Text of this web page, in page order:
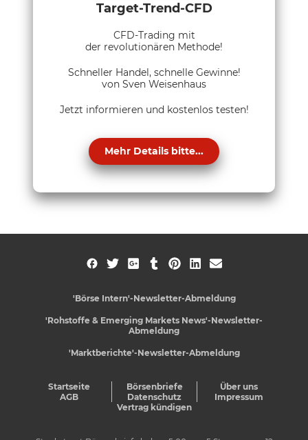
Target-Trend-CFD
CFD-Trading mit
der revolutionären Methode!
Schneller Handel, schnelle Gewinne!
von Sven Weisenhaus
Jetzt informieren und kostenlos testen!
Mehr Details bitte...
'Börse Intern'-Newsletter-Abmeldung
'Rohstoffe & Emerging Markets News'-Newsletter-
Abmeldung
'Marktberichte'-Newsletter-Abmeldung
Startseite Börsenbriefe
Über uns
AGB
Datenschutz
Impressum
Vertrag kündigen